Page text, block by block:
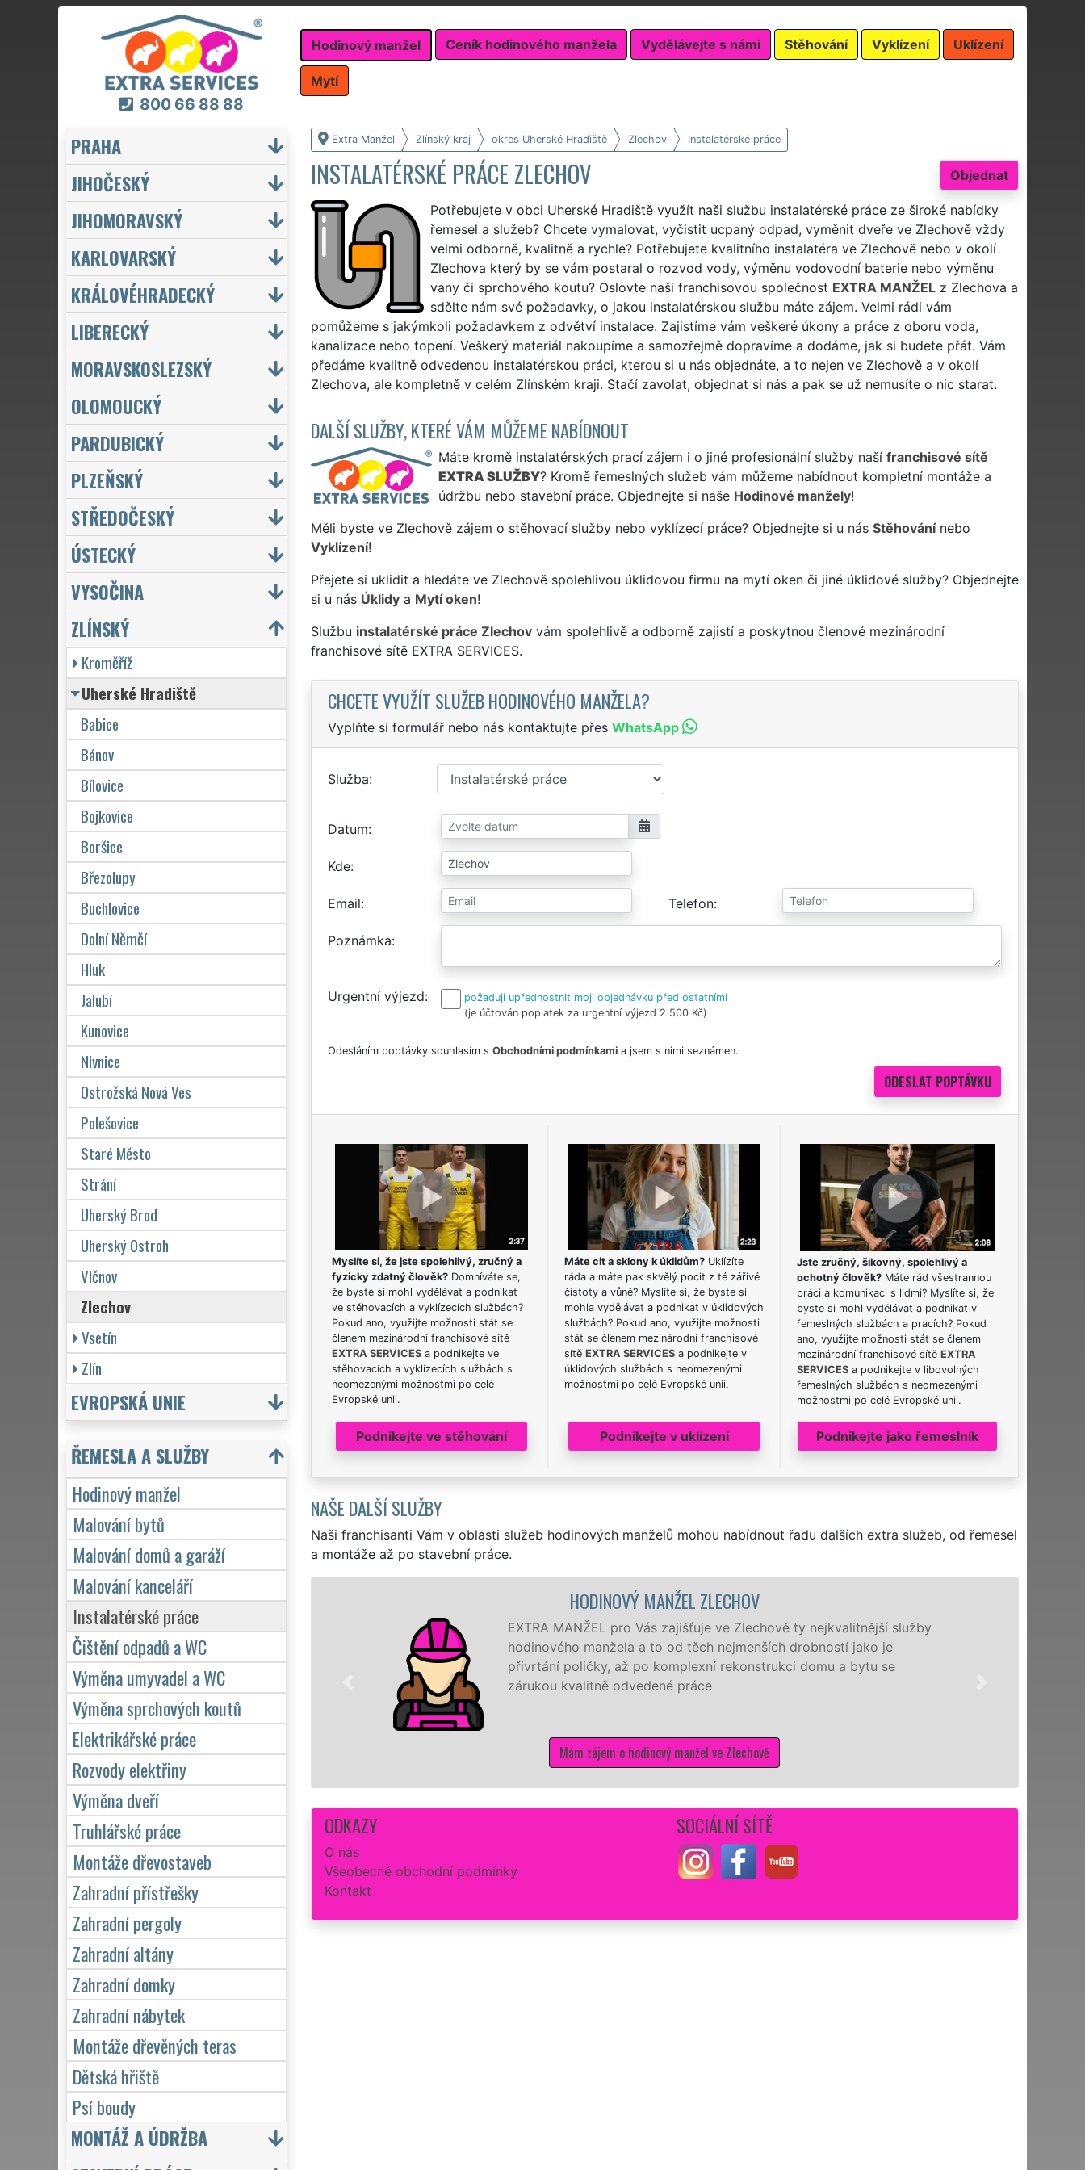
800 66 88 88
Hodinový manžel Ceník hodinového manžela Vydělávejte s námi Stěhování Vyklízení Uklízení
Mytí
Extra Manžel Zlínský kraj okres Uherské Hradiště Zlechov Instalatérské práce
Objednat
INSTALATÉRSKÉ PRÁCE ZLECHOV
Potřebujete v obci Uherské Hradiště využít naši službu instalatérské práce ze široké nabídky
řemesel a služeb? Chcete vymalovat, vyčistit ucpaný odpad, vyměnit dveře ve Zlechově vždy
velmi odborně, kvalitně a rychle? Potřebujete kvalitního instalatéra ve Zlechově nebo v okolí
Zlechova který by se vám postaral o rozvod vody, výměnu vodovodní baterie nebo výměnu
vany či sprchového koutu? Oslovte naši franchisovou společnost EXTRA MANŽELz Zlechova a
sdělte nám své požadavky, o jakou instalatérskou službu máte zájem. Velmi rádi vám
pomůžeme s jakýmkoli požadavkem z odvětví instalace. Zajistíme vám veškeré úkony a práce z oboru voda,
kanalizace nebo topení. Veškerý materiál nakoupíme a samozřejmě dopravíme a dodáme, jak si budete přát. Vám
předáme kvalitně odvedenou instalatérskou práci, kterou si u nás objednáte, a to nejen ve Zlechově a v okolí
Zlechova, ale kompletně v celém Zlínském kraji. Stačí zavolat, objednat si nás a pak se už nemusíte o nic starat.
DALŠÍ SLUŽBY, KTERÉ VÁM MŮŽEME NABÍDNOUT
Máte kromě instalatérských prací zájem i o jiné profesionální služby naší franchisové sítě
EXTRA SLUŽBY? Kromě řemeslných služeb vám můžeme nabídnout kompletní montáže a
údržbu nebo stavební práce. Objednejte si naše Hodinové manžely!
Měli byste ve Zlechově zájem o stěhovací služby nebo vyklízecí práce? Objednejte si u nás Stěhovánínebo
Vyklízení!
Přejete si uklidit a hledáte ve Zlechově spolehlivou úklidovou firmu na mytí oken či jiné úklidové služby? Objednejte
si u nás Úklidya Mytí oken!
Službu instalatérské práce Zlechovvám spolehlivě a odborně zajistí a poskytnou členové mezinárodní
franchisové sítě EXTRA SERVICES.
CHCETE VYUŽÍT SLUŽEB HODINOVÉHO MANŽELA?
Vyplňte si formulář nebo nás kontaktujte přes WhatsApp
Služba
Datum
Kde
Email Telefon
Poznámka
Urgentní výjezd
požaduji upřednostnit moji objednávku před ostatními
(je účtován poplatek za urgentní výjezd 2 500 Kč)
Odesláním poptávky souhlasím s Obchodními podmínkamia jsem s nimi seznámen.
Myslíte si, že jste spolehlivý, zručný a
fyzicky zdatný člověk?Domníváte se,
že byste si mohl vydělávat a podnikat
ve stěhovacích a vyklízecích službách?
Pokud ano, využijte možnosti stát se
členem mezinárodní franchisové sítě
EXTRA SERVICESa podnikejte ve
stěhovacích a vyklízecích službách s
neomezenými možnostmi po celé
Evropské unii.
Podnikejte ve stěhování
Máte cit a sklony k úklidům?Uklízíte
ráda a máte pak skvělý pocit z té zářivé
čistoty a vůně? Myslíte si, že byste si
mohla vydělávat a podnikat v úklidových
službách? Pokud ano, využijte možnosti
stát se členem mezinárodní franchisové
sítě EXTRA SERVICESa podnikejte v
úklidových službách s neomezenými
možnostmi po celé Evropské unii.
Podnikejte v uklízení
Jste zručný, šikovný, spolehlivý a
ochotný člověk? Máte rád všestrannou
práci a komunikaci s lidmi? Myslíte si, že
byste si mohl vydělávat a podnikat v
řemeslných službách a pracích? Pokud
ano, využijte možnosti stát se členem
mezinárodní franchisové sítěEXTRA
SERVICES a podnikejte v libovolných
řemeslných službách s neomezenými
možnostmi po celé Evropské unii.
Podnikejte jako řemeslník
NAŠE DALŠÍ SLUŽBY
Naši franchisanti Vám v oblasti služeb hodinových manželů mohou nabídnout řadu dalších extra služeb, od řemesel
a montáže až po stavební práce.
HODINOVÝ MANŽEL ZLECHOV
EXTRA MANŽEL pro Vás zajišťuje ve Zlechově ty nejkvalitnější služby
hodinového manžela a to od těch nejmenších drobností jako je
přivrtání poličky, až po komplexní rekonstrukci domu a bytu se
zárukou kvalitně odvedené práce
Mám zájem o hodinový manžel ve Zlechově
ODKAZY
O nás
Všeobecné obchodní podmínky
Kontakt
SOCIÁLNÍ SÍTĚ
PRAHA
JIHOČESKÝ
JIHOMORAVSKÝ
KARLOVARSKÝ
KRÁLOVÉHRADECKÝ
LIBERECKÝ
MORAVSKOSLEZSKÝ
OLOMOUCKÝ
PARDUBICKÝ
PLZEŇSKÝ
STŘEDOČESKÝ
ÚSTECKÝ
VYSOČINA
ZLÍNSKÝ
Kroměříž
Uherské Hradiště
Babice
Bánov
Bílovice
Bojkovice
Boršice
Březolupy
Buchlovice
Dolní Němčí
Hluk
Jalubí
Kunovice
Nivnice
Ostrožská Nová Ves
Polešovice
Staré Město
Strání
Uherský Brod
Uherský Ostroh
Vlčnov
Zlechov
Vsetín
Zlín
EVROPSKÁ UNIE
ŘEMESLA A SLUŽBY
Hodinový manžel
Malování bytů
Malování domů a garáží
Malování kanceláří
Instalatérské práce
Čištění odpadů a WC
Výměna umyvadel a WC
Výměna sprchových koutů
Elektrikářské práce
Rozvody elektřiny
Výměna dveří
Truhlářské práce
Montáže dřevostaveb
Zahradní přístřešky
Zahradní pergoly
Zahradní altány
Zahradní domky
Zahradní nábytek
Montáže dřevěných teras
Dětská hřiště
Psí boudy
MONTÁŽ A ÚDRŽBA